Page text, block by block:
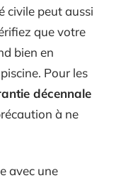
civile peut aussi
que votre
bien en
Pour les
décennale
à ne
avec une